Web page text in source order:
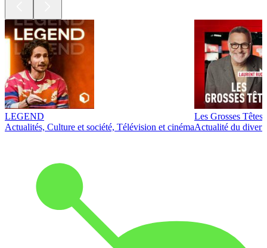
LEGEND
Actualités, Culture et société, Télévision et cinéma
Les Grosses Têtes
Actualité du